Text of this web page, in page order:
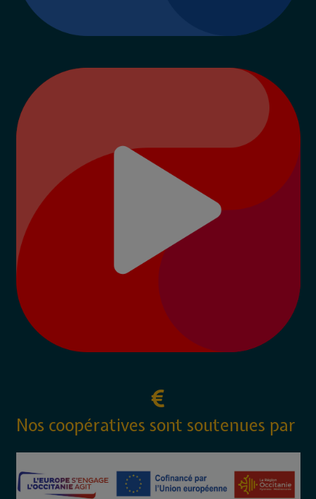
Nos coopératives sont soutenues par